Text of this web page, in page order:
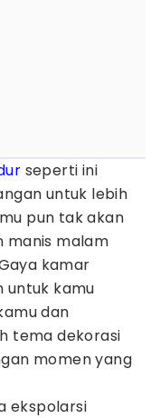
seperti ini
untuk lebih
pun tak akan
manis malam
kamar
untuk kamu
dan
tema dekorasi
momen yang
ekspolarsi